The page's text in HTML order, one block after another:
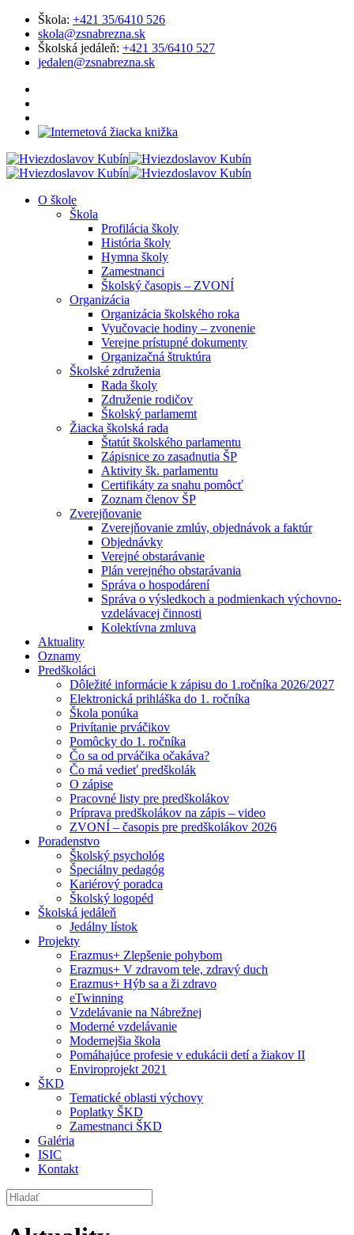
Škola: +421 35/6410 526
skola@zsnabrezna.sk
Školská jedáleň: +421 35/6410 527
jedalen@zsnabrezna.sk
O škole
Škola
Profilácia školy
História školy
Hymna školy
Zamestnanci
Školský časopis – ZVONÍ
Organizácia
Organizácia školského roka
Vyučovacie hodiny – zvonenie
Verejne prístupné dokumenty
Organizačná štruktúra
Školské združenia
Rada školy
Združenie rodičov
Školský parlamemt
Žiacka školská rada
Štatút školského parlamentu
Zápisnice zo zasadnutia ŠP
Aktivity šk. parlamentu
Certifikáty za snahu pomôcť
Zoznam členov ŠP
Zverejňovanie
Zverejňovanie zmlúv, objednávok a faktúr
Objednávky
Verejné obstarávanie
Plán verejného obstarávania
Správa o hospodárení
Správa o výsledkoch a podmienkach výchovno-
vzdelávacej činnosti
Kolektívna zmluva
Aktuality
Oznamy
Predškoláci
Dôležité informácie k zápisu do 1.ročníka 2026/2027
Elektronická prihláška do 1. ročníka
Škola ponúka
Privítanie prváčikov
Pomôcky do 1. ročníka
Čo sa od prváčika očakáva?
Čo má vedieť predškolák
O zápise
Pracovné listy pre predškolákov
Príprava predškolákov na zápis – video
ZVONÍ – časopis pre predškolákov 2026
Poradenstvo
Školský psychológ
Špeciálny pedagóg
Kariérový poradca
Školský logopéd
Školská jedáleň
Jedálny lístok
Projekty
Erazmus+ Zlepšenie pohybom
Erazmus+ V zdravom tele, zdravý duch
Erazmus+ Hýb sa a ži zdravo
eTwinning
Vzdelávanie na Nábrežnej
Moderné vzdelávanie
Modernejšia škola
Pomáhajúce profesie v edukácii detí a žiakov II
Enviroprojekt 2021
ŠKD
Tematické oblasti výchovy
Poplatky ŠKD
Zamestnanci ŠKD
Galéria
ISIC
Kontakt